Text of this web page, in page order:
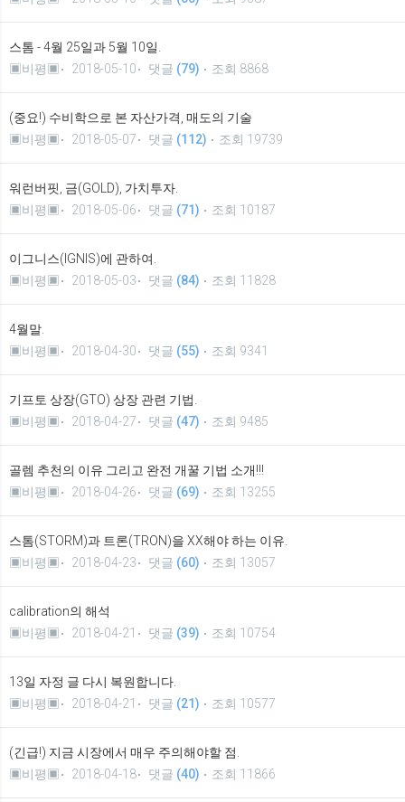
스톰 - 4월 25일과 5월 10일.
▣비평▣
2018-05-10 댓글 (79) 조회 8868
(중요!) 수비학으로 본 자산가격, 매도의 기술
▣비평▣
2018-05-07 댓글 (112) 조회 19739
워런버핏, 금(GOLD), 가치투자.
▣비평▣
2018-05-06 댓글 (71) 조회 10187
이그니스(IGNIS)에 관하여.
▣비평▣
2018-05-03 댓글 (84) 조회 11828
4월말.
▣비평▣
2018-04-30 댓글 (55) 조회 9341
기프토 상장(GTO) 상장 관련 기법.
▣비평▣
2018-04-27 댓글 (47) 조회 9485
골렘 추천의 이유 그리고 완전 개꿀 기법 소개!!!
▣비평▣
2018-04-26 댓글 (69) 조회 13255
스톰(STORM)과 트론(TRON)을 XX해야 하는 이유.
▣비평▣
2018-04-23 댓글 (60) 조회 13057
calibration의 해석
▣비평▣
2018-04-21 댓글 (39) 조회 10754
13일 자정 글 다시 복원합니다.
▣비평▣
2018-04-21 댓글 (21) 조회 10577
(긴급!) 지금 시장에서 매우 주의해야할 점.
▣비평▣
2018-04-18 댓글 (40) 조회 11866